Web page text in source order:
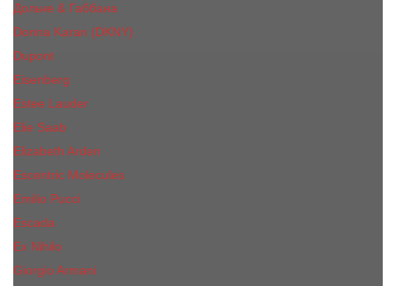
Дольче & Габбана
Donna Karan (DKNY)
Dupont
Eisenberg
Еsteе Lаudеr
Elie Saab
Elizabeth Arden
Escentric Molecules
Emilio Pucci
Escada
Ex Nihilo
Giorgio Armani